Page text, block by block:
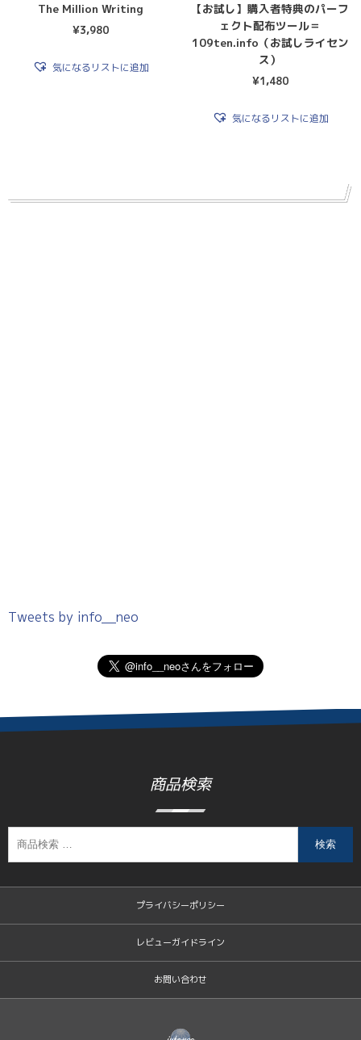
The Million Writing
¥3,980
気になるリストに追加
【お試し】購入者特典のパーフ
ェクト配布ツール＝
109ten.info（お試しライセン
ス）
¥1,480
気になるリストに追加
Tweets by info__neo
商品検索
検索
プライバシーポリシー
レビューガイドライン
お問い合わせ